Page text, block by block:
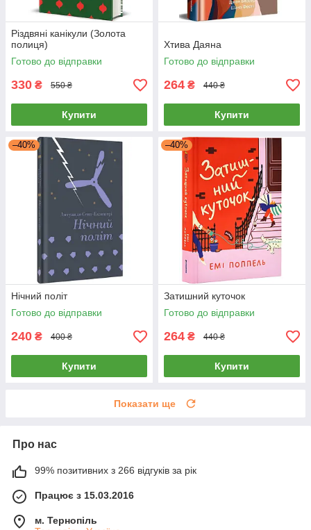
Різдвяні канікули (Золота
полиця)
Готово до відправки
330 ₴ 550 ₴
Купити
Хтива Даяна
Готово до відправки
264 ₴ 440 ₴
Купити
–40%
Нічний політ
Готово до відправки
240 ₴ 400 ₴
Купити
–40%
Затишний куточок
Готово до відправки
264 ₴ 440 ₴
Купити
Показати ще
Про нас
99% позитивних з 266 відгуків за рік
Працює з 15.03.2016
м. Тернопіль